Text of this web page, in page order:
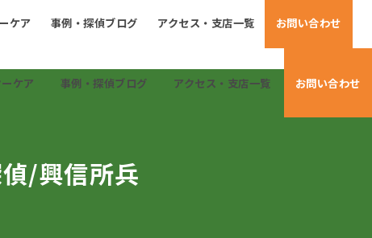
ケア 事例・探偵ブログ アクセス・支店一覧 お問い合わせ
ケア 事例・探偵ブログ アクセス・支店一覧 お問い合わせ
/興信所兵